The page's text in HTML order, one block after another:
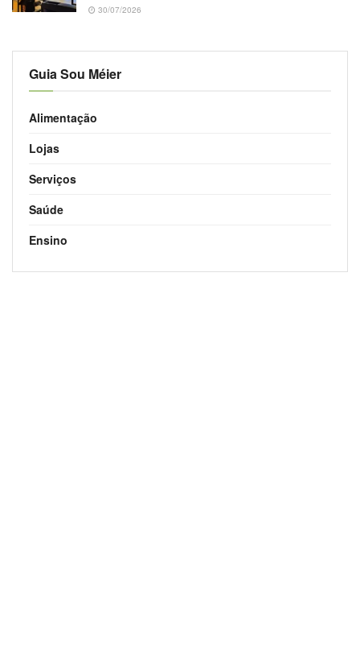
30/07/2026
Guia Sou Méier
Alimentação
Lojas
Serviços
Saúde
Ensino